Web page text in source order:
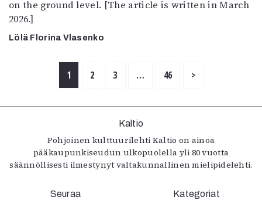
on the ground level. [The article is written in March
2026.]
Lölä Florina Vlasenko
1 2 3 … 46 >
Kaltio
Pohjoinen kulttuurilehti Kaltio on ainoa
pääkaupunkiseudun ulkopuolella yli 80 vuotta
säännöllisesti ilmestynyt valtakunnallinen mielipidelehti.
Seuraa Kategoriat